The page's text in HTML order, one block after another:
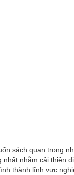
sách quan trọng
nhất nhằm cải thiện
thành lĩnh vực